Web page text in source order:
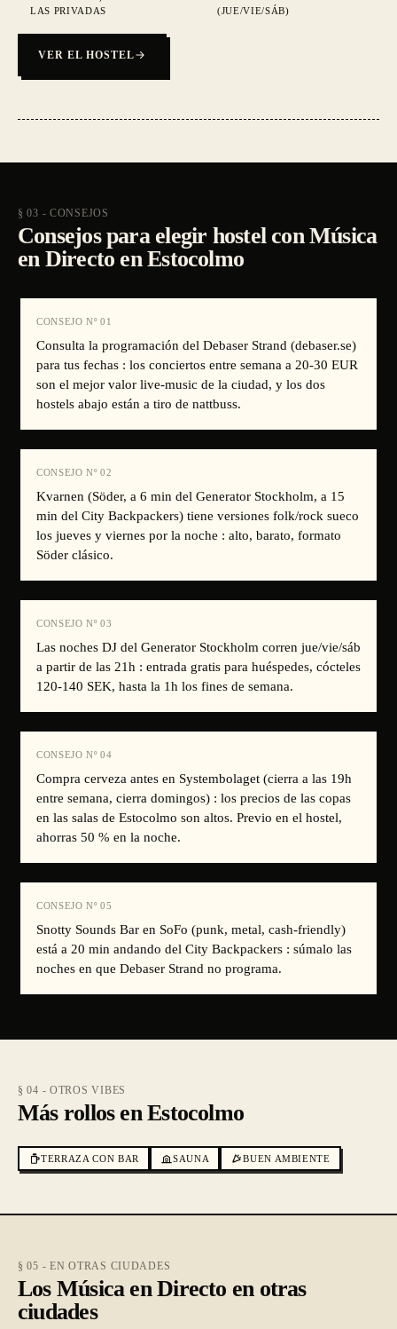
LAS PRIVADAS
(JUE/VIE/SÁB)
VER EL HOSTEL
§ 03 - CONSEJOS
Consejos para elegir hostel con Música
en Directo en Estocolmo
CONSEJO Nº 01
Consulta la programación del Debaser Strand (debaser.se)
para tus fechas : los conciertos entre semana a 20-30 EUR
son el mejor valor live-music de la ciudad, y los dos
hostels abajo están a tiro de nattbuss.
CONSEJO Nº 02
Kvarnen (Söder, a 6 min del Generator Stockholm, a 15
min del City Backpackers) tiene versiones folk/rock sueco
los jueves y viernes por la noche : alto, barato, formato
Söder clásico.
CONSEJO Nº 03
Las noches DJ del Generator Stockholm corren jue/vie/sáb
a partir de las 21h : entrada gratis para huéspedes, cócteles
120-140 SEK, hasta la 1h los fines de semana.
CONSEJO Nº 04
Compra cerveza antes en Systembolaget (cierra a las 19h
entre semana, cierra domingos) : los precios de las copas
en las salas de Estocolmo son altos. Previo en el hostel,
ahorras 50 % en la noche.
CONSEJO Nº 05
Snotty Sounds Bar en SoFo (punk, metal, cash-friendly)
está a 20 min andando del City Backpackers : súmalo las
noches en que Debaser Strand no programa.
§ 04 - OTROS VIBES
Más rollos en Estocolmo
TERRAZA CON BAR SAUNA BUEN AMBIENTE
§ 05 - EN OTRAS CIUDADES
Los Música en Directo en otras
ciudades